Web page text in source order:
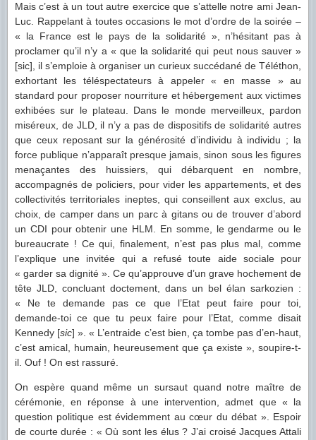
Mais c’est à un tout autre exercice que s’attelle notre ami Jean-
Luc. Rappelant à toutes occasions le mot d’ordre de la soirée –
« la France est le pays de la solidarité », n’hésitant pas à
proclamer qu’il n’y a « que la solidarité qui peut nous sauver »
[sic], il s’emploie à organiser un curieux succédané de Téléthon,
exhortant les téléspectateurs à appeler « en masse » au
standard pour proposer nourriture et hébergement aux victimes
exhibées sur le plateau. Dans le monde merveilleux, pardon
miséreux, de JLD, il n’y a pas de dispositifs de solidarité autres
que ceux reposant sur la générosité d’individu à individu ; la
force publique n’apparaît presque jamais, sinon sous les figures
menaçantes des huissiers, qui débarquent en nombre,
accompagnés de policiers, pour vider les appartements, et des
collectivités territoriales ineptes, qui conseillent aux exclus, au
choix, de camper dans un parc à gitans ou de trouver d’abord
un CDI pour obtenir une HLM. En somme, le gendarme ou le
bureaucrate ! Ce qui, finalement, n’est pas plus mal, comme
l’explique une invitée qui a refusé toute aide sociale pour
« garder sa dignité ». Ce qu’approuve d’un grave hochement de
tête JLD, concluant doctement, dans un bel élan sarkozien :
« Ne te demande pas ce que l’Etat peut faire pour toi,
demande-toi ce que tu peux faire pour l’Etat, comme disait
Kennedy [sic] ». « L’entraide c’est bien, ça tombe pas d’en-haut,
c’est amical, humain, heureusement que ça existe », soupire-t-
il. Ouf ! On est rassuré.
On espère quand même un sursaut quand notre maître de
cérémonie, en réponse à une intervention, admet que « la
question politique est évidemment au cœur du débat ». Espoir
de courte durée : « Où sont les élus ? J’ai croisé Jacques Attali